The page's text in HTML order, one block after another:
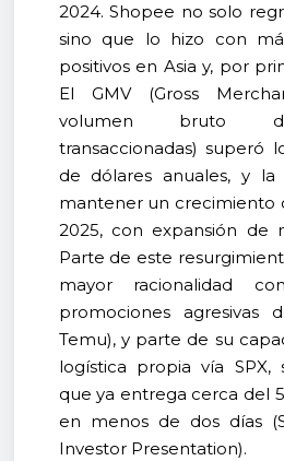
2024. Shopee no solo
sino que lo hizo con
positivos en Asia y, por
El GMV (Gross
volumen bruto
transaccionadas) superó
de dólares anuales, y la
mantener un crecimiento
2025, con expansión de
Parte de este
mayor racionalidad
promociones agresivas
Temu), y parte de su
logística propia vía SPX,
que ya entrega cerca del
en menos de dos días
Investor Presentation).